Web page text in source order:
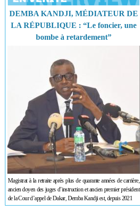
DEMBA KANDJI, MÉDIATEUR DE
LA RÉPUBLIQUE : “Le foncier, une
bombe à retardement”
Magistrat à la retraite après plus de quarante années de carrière,
ancien doyen des juges d’instruction et ancien premier président
de la Cour d’appel de Dakar, Demba Kandji est, depuis 2021